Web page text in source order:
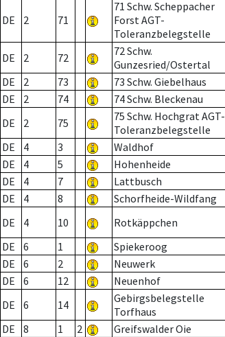
DE 2 71
71 Schw. Scheppacher
Forst AGT-
Toleranzbelegstelle
DE 2 72
72 Schw.
Gunzesried/Ostertal
DE
2 73 73 Schw. Giebelhaus
DE
2 74 74 Schw. Bleckenau
DE
2 75
75 Schw. Hochgrat AGT-
Toleranzbelegstelle
DE
4 3 Waldhof
DE
4 5 Hohenheide
DE
4 7 Lattbusch
DE
4 8 Schorfheide-Wildfang
DE
4 10 Rotkäppchen
DE
6 1 Spiekeroog
DE
6 2 Neuwerk
DE
6 12 Neuenhof
DE
6 14
Gebirgsbelegstelle
Torfhaus
DE
8 1 2 Greifswalder Oie